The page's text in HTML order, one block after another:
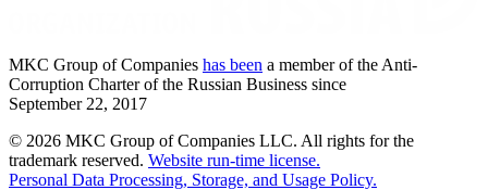
MKC Group of Companies has been a member of the Anti-
Corruption Charter of the Russian Business since
September 22, 2017
© 2026 MKC Group of Companies LLC. All rights for the
trademark reserved. Website run-time license.
Personal Data Processing, Storage, and Usage Policy.